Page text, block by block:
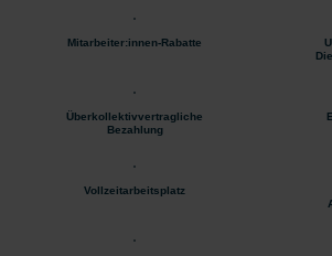
Mitarbeiter:innen-Rabatte
Überkollektivvertragliche
Bezahlung
Vollzeitarbeitsplatz